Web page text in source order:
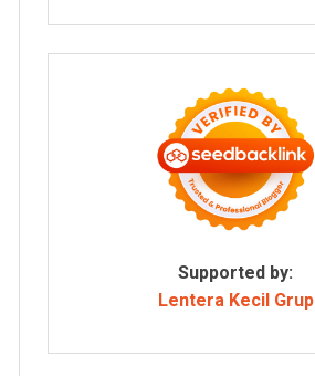
Supported by:
Lentera Kecil Grup